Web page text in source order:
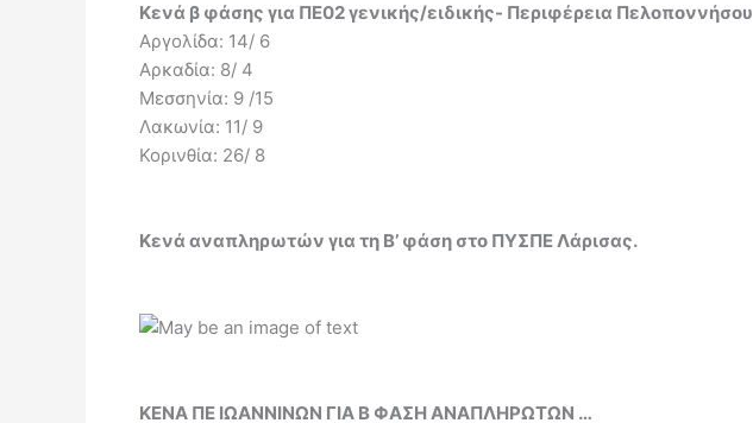
Κενά β φάσης για ΠΕ02 γενικής/ειδικής- Περιφέρεια Πελοποννήσου
Αργολίδα: 14/ 6
Αρκαδία: 8/ 4
Μεσσηνία: 9 /15
Λακωνία: 11/ 9
Κορινθία: 26/ 8
Κενά αναπληρωτών για τη Β’ φάση στο ΠΥΣΠΕ Λάρισας.
ΚΕΝΑ ΠΕ ΙΩΑΝΝΙΝΩΝ ΓΙΑ Β ΦΑΣΗ ΑΝΑΠΛΗΡΩΤΩΝ …